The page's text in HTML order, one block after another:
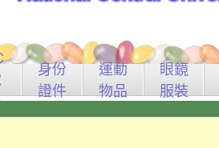
身份
證件
運動
物品
眼鏡
服裝